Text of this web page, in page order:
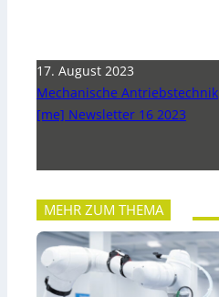
17. August 2023
Mechanische Antriebstechnik
[me] Newsletter 16 2023
MEHR ZUM THEMA